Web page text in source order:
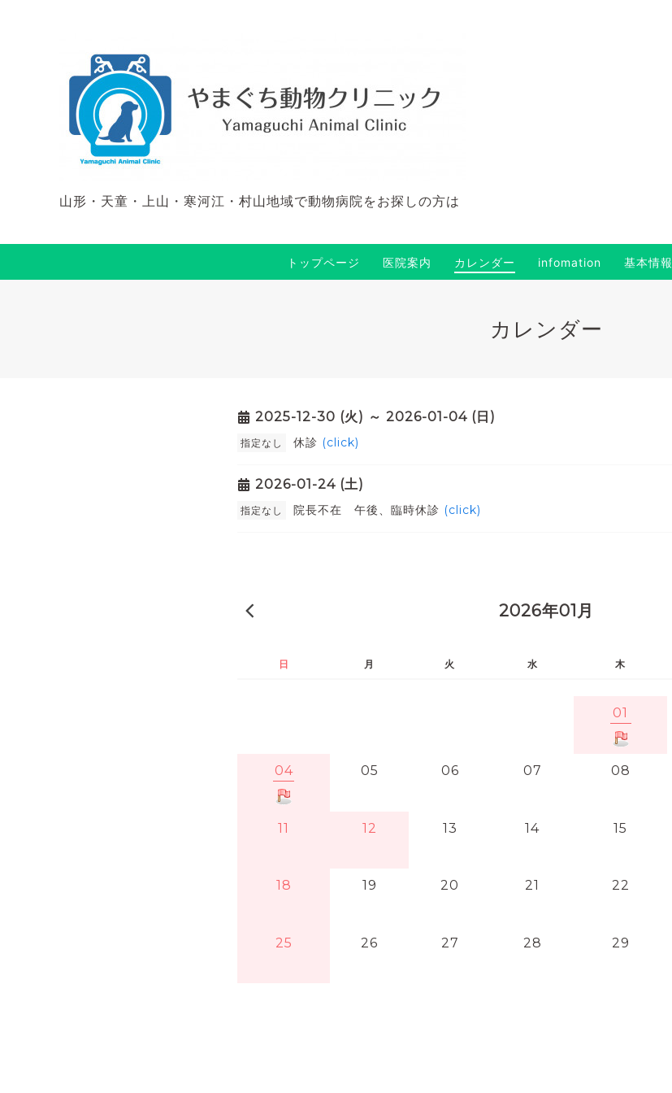
山形・天童・上山・寒河江・村山地域で動物病院をお探しの方は
トップページ 医院案内 カレンダー infomation 基本情報
カレンダー
2025-12-30 (火) ～ 2026-01-04 (日)
指定なし 休診 (click)
2026-01-24 (土)
指定なし 院長不在 午後、臨時休診 (click)
2026年01月
日 月 火 水 木
01
04 05 06 07 08
11 12 13 14 15
18 19 20 21 22
25 26 27 28 29